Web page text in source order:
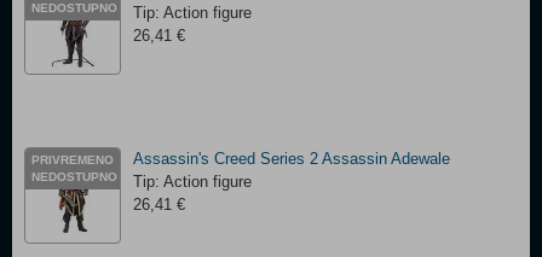
NEDOSTUPNO
Tip: Action figure
26,41 €
PRIVREMENO
NEDOSTUPNO
Assassin's Creed Series 2 Assassin Adewale
Tip: Action figure
26,41 €